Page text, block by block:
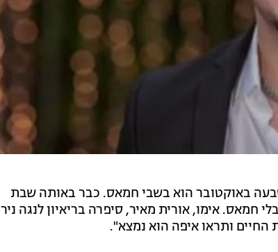
ומאז השבעה באוקטובר הוא בשבי חמאס. כבר באותה שבת
חמאס. אימו, אורית מאיר, סיפרה בריאיון לנגה ניר
ותראו איפה הוא נמצא".